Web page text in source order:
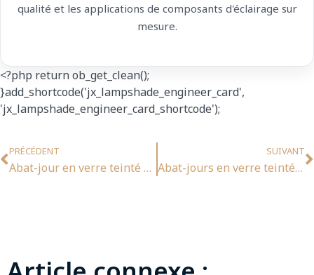
qualité et les applications de composants d'éclairage sur
mesure.
<?php return ob_get_clean();
}add_shortcode('jx_lampshade_engineer_card',
'jx_lampshade_engineer_card_shortcode');
PRÉCÉDENT
Abat-jour en verre teinté pour suspension : styles, dimensions et guide d'installation
SUIVANT
Abat-jours en verre teinté personnalisés : Guide de production OEM, conception et commande